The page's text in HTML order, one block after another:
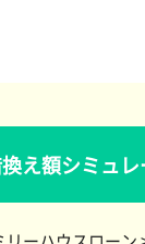
え額シミュレ